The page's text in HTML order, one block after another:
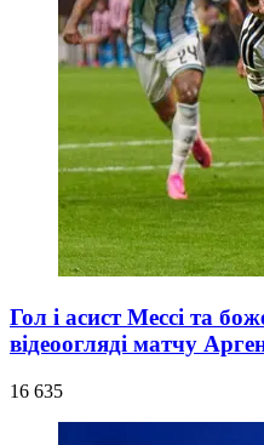
Гол і асист Мессі та
відеоогляді матчу
16 635